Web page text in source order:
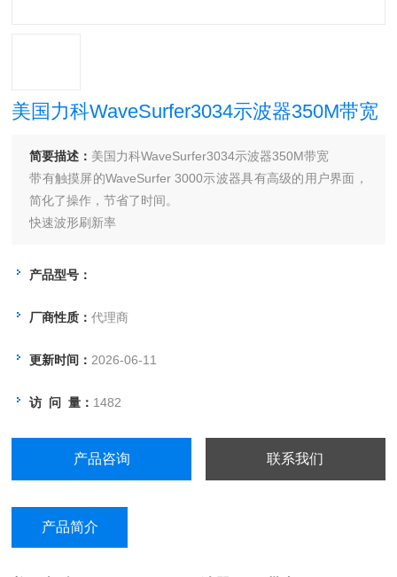
美国力科WaveSurfer3034示波器350M带宽
简要描述： 美国力科WaveSurfer3034示波器350M带宽
带有触摸屏的WaveSurfer 3000示波器具有高级的用户界面，
简化了操作，节省了时间。
快速波形刷新率
WaveSurfer3000 每秒钟13 万次的刷新频率非常适用于检测
试。快速变化的波形即使用肉眼也能够捕捉。
产品型号：
厂商性质：代理商
更新时间：2026-06-11
访 问 量： 1482
产品咨询 联系我们
产品简介